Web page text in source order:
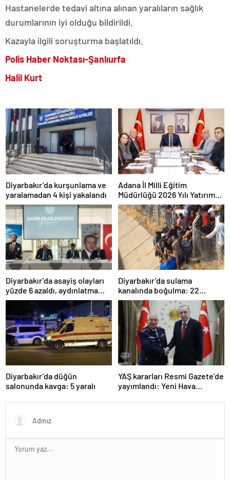
Hastanelerde tedavi altına alınan yaralıların sağlık
durumlarının iyi olduğu bildirildi.
Kazayla ilgili soruşturma başlatıldı.
Polis Haber Noktası-Şanlıurfa
Halil Kurt
Diyarbakır’da kurşunlama ve
yaralamadan 4 kişi yakalandı
Adana İl Milli Eğitim
Müdürlüğü 2026 Yılı Yatırım
Programı değerlendirildi
Diyarbakır’da asayiş olayları
yüzde 6 azaldı, aydınlatma
oranı yüzde 98’e yükseldi
Diyarbakır’da sulama
kanalında boğulma: 22
yaşındaki genç hayatını
kaybetti
Diyarbakır’da düğün
salonunda kavga: 5 yaralı
YAŞ kararları Resmi Gazete’de
yayımlandı: Yeni Hava
Orgeneral Rafet Dalkıran